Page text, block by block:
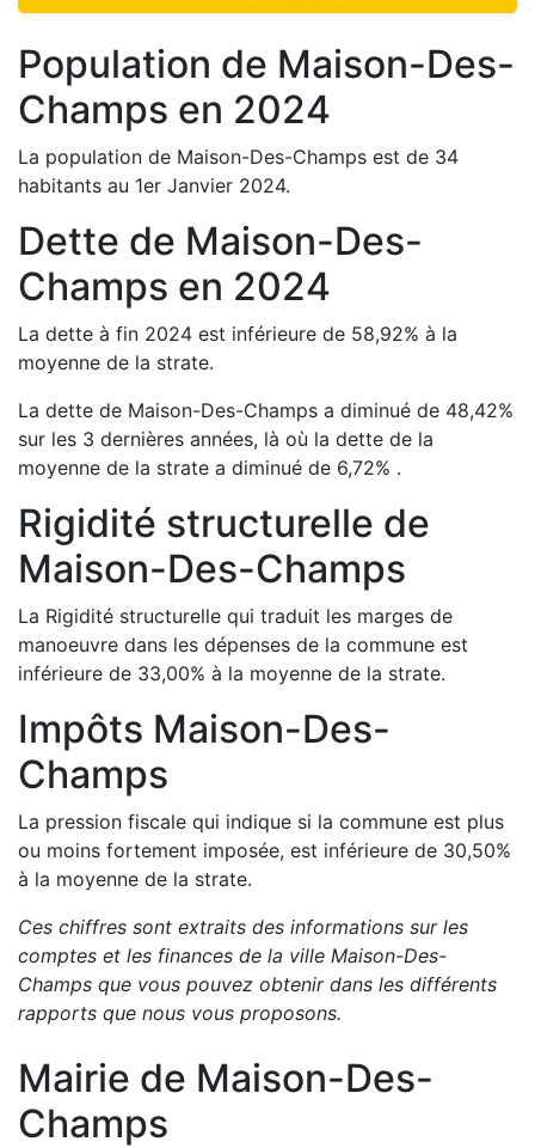
Population de Maison-Des-
Champs en 2024
La population de Maison-Des-Champs est de 34
habitants au 1er Janvier 2024.
Dette de Maison-Des-
Champs en 2024
La dette à fin 2024 est inférieure de 58,92% à la
moyenne de la strate.
La dette de Maison-Des-Champs a diminué de 48,42%
sur les 3 dernières années, là où la dette de la
moyenne de la strate a diminué de 6,72% .
Rigidité structurelle de
Maison-Des-Champs
La Rigidité structurelle qui traduit les marges de
manoeuvre dans les dépenses de la commune est
inférieure de 33,00% à la moyenne de la strate.
Impôts Maison-Des-
Champs
La pression fiscale qui indique si la commune est plus
ou moins fortement imposée, est inférieure de 30,50%
à la moyenne de la strate.
Ces chiffres sont extraits des informations sur les
comptes et les finances de la ville Maison-Des-
Champs que vous pouvez obtenir dans les différents
rapports que nous vous proposons.
Mairie de Maison-Des-
Champs